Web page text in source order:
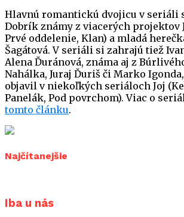
Hlavnú romantickú dvojicu v seriáli
Dobrík známy z viacerých projektov
Prvé oddelenie, Klan) a mladá
Šagátová. V seriáli si zahrajú tiež
Alena Ďuránová, známa aj z
Nahálka, Juraj Ďuriš či Marko
objavil v niekoľkých seriáloch Joj
Panelák, Pod povrchom). Viac o
tomto článku.
Najčítanejšie
Iba u nás